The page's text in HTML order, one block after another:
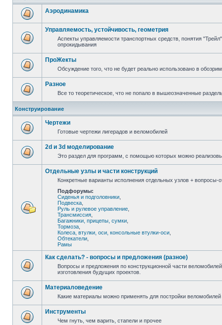
Аэродинамика
Управляемость, устойчивость, геометрия
Аспекты управляемости транспортных средств, понятия
опрокидывания
ПроЖекты
Обсуждение того, что не будет реально использовано в
Разное
Все то теоретическое, что не попало в вышеозначенные
Конструирование
Чертежи
Готовые чертежи лигерадов и веломобилей
2d и 3d моделирование
Это раздел для программ, с помощью которых можно
Отдельные узлы и части конструкций
Конкретные варианты исполнения отдельных узлов + вопросы-
Подфорумы:
Сиденья и подголовники
Подвеска
Руль и рулевое управление
Трансмиссия
Багажники, прицепы, сумки
Тормоза
Колеса, втулки, оси, консольные втулки-оси
Обтекатели
Рамы
Как сделать? - вопросы и предложения (разное)
Вопросы и предложения по конструкционной части
изготовления будущих проектов.
Материаловедение
Какие материалы можно применять для постройки
Инструменты
Чем гнуть, чем варить, стапели и прочее